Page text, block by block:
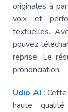
originales à
voix et
textuelles.
pouvez
reprise. Le
prononciation.
Udio AI :
haute